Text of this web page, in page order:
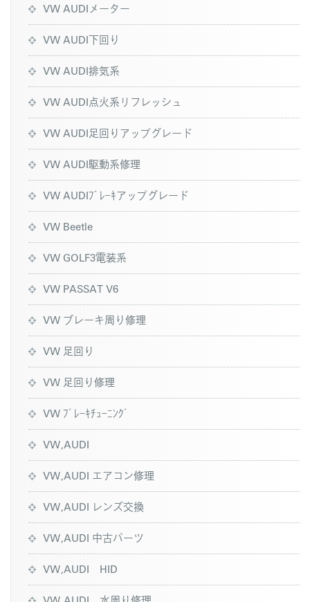
VW AUDIメーター
VW AUDI下回り
VW AUDI排気系
VW AUDI点火系リフレッシュ
VW AUDI足回りアップグレード
VW AUDI駆動系修理
VW AUDIﾌﾞﾚｰｷアップグレード
VW Beetle
VW GOLF3電装系
VW PASSAT V6
VW ブレーキ周り修理
VW 足回り
VW 足回り修理
VW ﾌﾞﾚｰｷﾁｭｰﾆﾝｸﾞ
VW,AUDI
VW,AUDI エアコン修理
VW,AUDI レンズ交換
VW,AUDI 中古パーツ
VW,AUDI HID